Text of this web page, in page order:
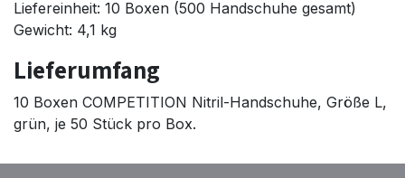
Liefereinheit: 10 Boxen (500 Handschuhe gesamt)
Gewicht: 4,1 kg
Lieferumfang
10 Boxen COMPETITION Nitril-Handschuhe, Größe L,
grün, je 50 Stück pro Box.